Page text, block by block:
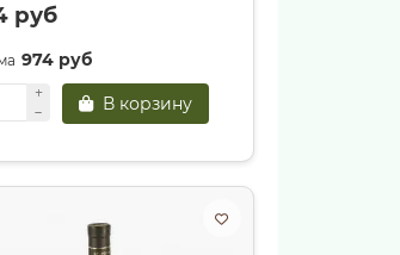
руб
974 руб
В корзину